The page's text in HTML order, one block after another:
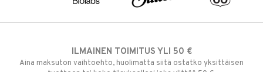
ILMAINEN TOIMITUS YLI 50 €
Aina maksuton vaihtoehto, huolimatta siitä ostatko yksittäisen